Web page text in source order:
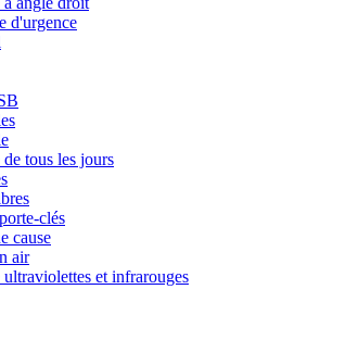
d'urgence
tous les jours
clés
cause
air
et infrarouges